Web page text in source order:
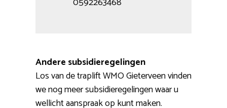
Andere subsidieregelingen
Los van de traplift WMO Gieterveen vinden
we nog meer subsidieregelingen waar u
wellicht aanspraak op kunt maken.